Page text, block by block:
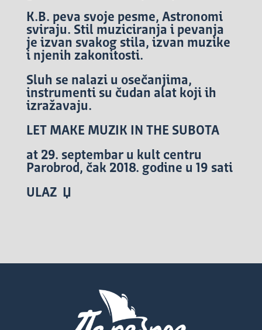
K.B. peva svoje pesme, Astronomi
sviraju. Stil muziciranja i pevanja
je izvan svakog stila, izvan muzike
i njenih zakonitosti.
Sluh se nalazi u osečanjima,
instrumenti su čudan alat koji ih
izražavaju.
LET MAKE MUZIK IN THE SUBOTA
at 29. septembar u kult centru
Parobrod, čak 2018. godine u 19 sati
ULAZ Џ